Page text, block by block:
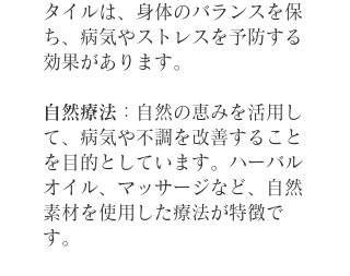
タイルは、身体のバランスを保
ち、病気やストレスを予防する
効果があります。
自然療法 ：自然の恵みを活用し
て、病気や不調を改善すること
を目的としています。ハーバル
オイル、マッサージなど、自然
素材を使用した療法が特徴で
す。